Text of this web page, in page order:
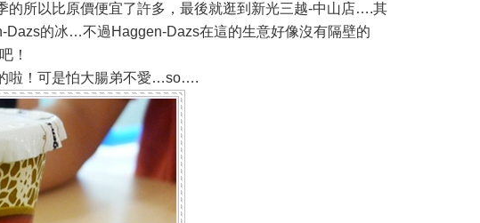
所以比原價便宜了許多，最後就逛到 新光三越-中山店….其
Dazs的冰…不過Haggen-Dazs在這的生意好像沒有隔壁的
！
啦！可是怕大腸弟不愛…so….